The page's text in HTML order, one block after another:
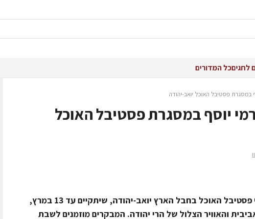
לחגיםכל המדורים
במסגרת פסטיבל האוכל יואב-יהודה
יוסף במסגרת פסטיבל האוכל
יקב כרמי יוסף מזמין את באי פסטיבל האוכל בחבל הארץ יואב-יהודה, שיתקיים עד 13 במרץ,
והאוויר הצלול של הרי יהודה. המבקרים מוזמנים לשבת